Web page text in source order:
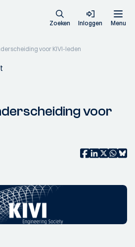
Zoeken Inloggen Menu
voor KIVI-leden
voor